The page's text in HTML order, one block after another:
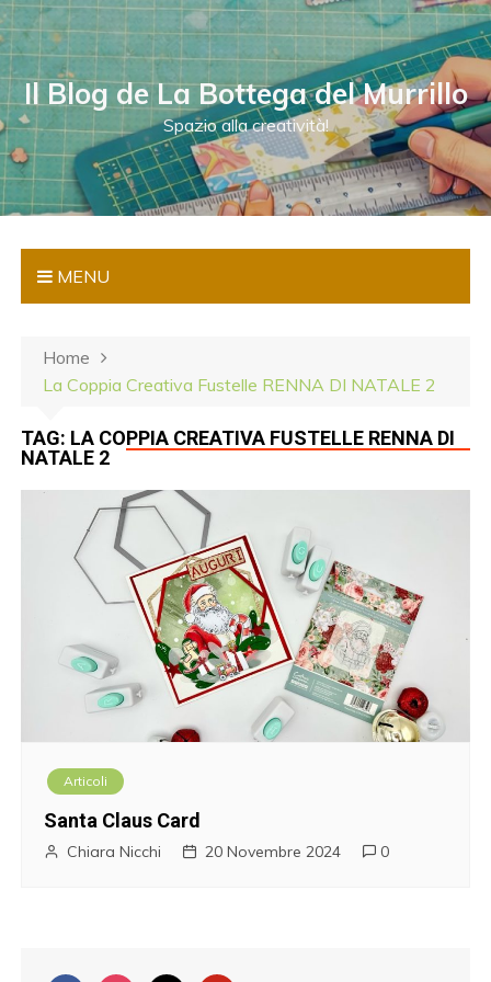
S
a
a
a
l
c
Il Blog de La Bottega del Murrillo
Spazio alla creatività!
MENU
Home
La Coppia Creativa Fustelle RENNA DI NATALE 2
TAG: LA COPPIA CREATIVA FUSTELLE RENNA DI
NATALE 2
Articoli
Santa Claus Card
Chiara Nicchi 20 Novembre 2024 0